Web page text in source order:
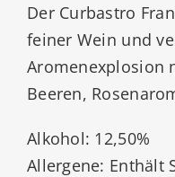
Der Curbastro
feiner Wein und
Aromenexplosion
Beeren,
Alkohol: 12,50%
Allergene: Enthält